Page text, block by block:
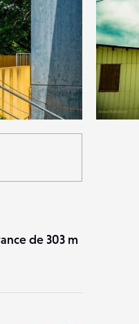
3
de 303 m